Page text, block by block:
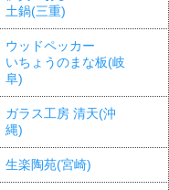
土鍋(三重)
ウッドペッカー
いちょうのまな板(岐
阜)
ガラス工房 清天(沖
縄)
生楽陶苑(宮崎)